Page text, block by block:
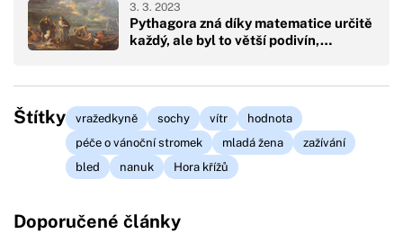
Pythagora zná díky matematice určitě
každý, ale byl to větší podivín,…
3. 3. 2023
Štítky vražedkyně sochy vítr
hodnota
péče o vánoční stromek
mladá žena
zažívání
bled
nanuk Hora křížů
Doporučené články